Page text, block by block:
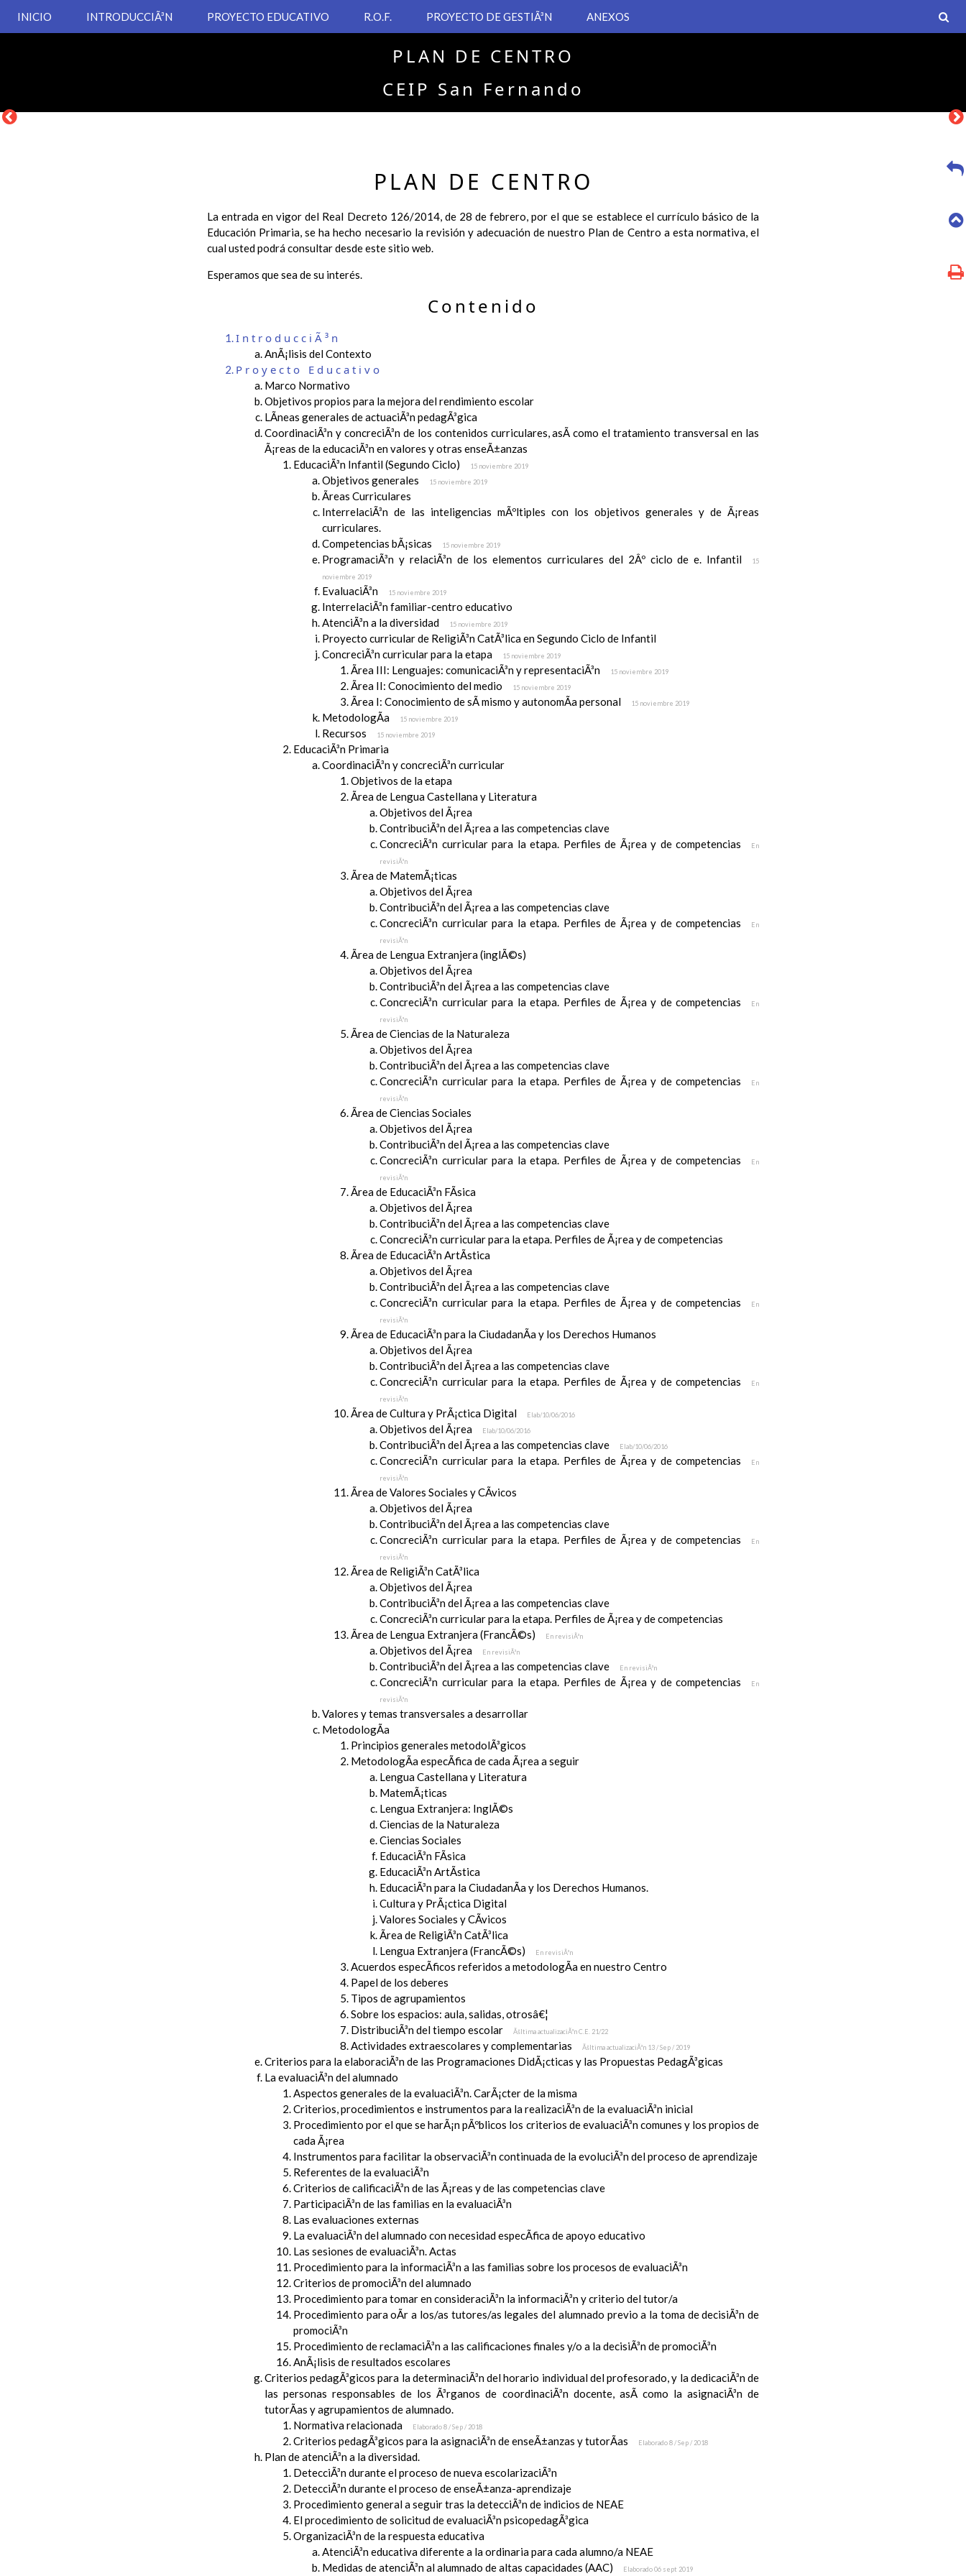
INICIO INTRODUCCIÃ³N PROYECTO EDUCATIVO R.O.F. PROYECTO DE GESTIÃ³N ANEXOS
PLAN DE CENTRO
CEIP San Fernando
PLAN DE CENTRO
La entrada en vigor del Real Decreto 126/2014, de 28 de febrero, por el que se establece el currículo básico de la
Educación Primaria, se ha hecho necesario la revisión y adecuación de nuestro Plan de Centro a esta normativa, el
cual usted podrá consultar desde este sitio web.
Esperamos que sea de su interés.
Contenido
IntroducciÃ³n
AnÃ¡lisis del Contexto
Proyecto Educativo
Marco Normativo
Objetivos propios para la mejora del rendimiento escolar
LÃ­neas generales de actuaciÃ³n pedagÃ³gica
CoordinaciÃ³n y concreciÃ³n de los contenidos curriculares, asÃ­ como el tratamiento transversal en las
Ã¡reas de la educaciÃ³n en valores y otras enseÃ±anzas
EducaciÃ³n Infantil (Segundo Ciclo)
15 noviembre 2019
Objetivos generales 15 noviembre 2019
Ãreas Curriculares
InterrelaciÃ³n de las inteligencias mÃºltiples con los objetivos generales y de Ã¡reas
curriculares.
Competencias bÃ¡sicas
15 noviembre 2019
ProgramaciÃ³n y relaciÃ³n de los elementos curriculares del 2Âº ciclo de e. Infantil
15
noviembre 2019
EvaluaciÃ³n 15 noviembre 2019
InterrelaciÃ³n familiar-centro educativo
AtenciÃ³n a la diversidad
15 noviembre 2019
Proyecto curricular de ReligiÃ³n CatÃ³lica en Segundo Ciclo de Infantil
ConcreciÃ³n curricular para la etapa
15 noviembre 2019
Ãrea III: Lenguajes: comunicaciÃ³n y representaciÃ³n 15 noviembre 2019
Ãrea II: Conocimiento del medio 15 noviembre 2019
Ãrea I: Conocimiento de sÃ­ mismo y autonomÃ­a personal 15 noviembre 2019
MetodologÃ­a 15 noviembre 2019
Recursos 15 noviembre 2019
EducaciÃ³n Primaria
CoordinaciÃ³n y concreciÃ³n curricular
Objetivos de la etapa
Ãrea de Lengua Castellana y Literatura
Objetivos del Ã¡rea
ContribuciÃ³n del Ã¡rea a las competencias clave
ConcreciÃ³n curricular para la etapa. Perfiles de Ã¡rea y de competencias
En
revisiÃ³n
Ãrea de MatemÃ¡ticas
Objetivos del Ã¡rea
ContribuciÃ³n del Ã¡rea a las competencias clave
ConcreciÃ³n curricular para la etapa. Perfiles de Ã¡rea y de competencias
En
revisiÃ³n
Ãrea de Lengua Extranjera (inglÃ©s)
Objetivos del Ã¡rea
ContribuciÃ³n del Ã¡rea a las competencias clave
ConcreciÃ³n curricular para la etapa. Perfiles de Ã¡rea y de competencias
En
revisiÃ³n
Ãrea de Ciencias de la Naturaleza
Objetivos del Ã¡rea
ContribuciÃ³n del Ã¡rea a las competencias clave
ConcreciÃ³n curricular para la etapa. Perfiles de Ã¡rea y de competencias
En
revisiÃ³n
Ãrea de Ciencias Sociales
Objetivos del Ã¡rea
ContribuciÃ³n del Ã¡rea a las competencias clave
ConcreciÃ³n curricular para la etapa. Perfiles de Ã¡rea y de competencias
En
revisiÃ³n
Ãrea de EducaciÃ³n FÃ­sica
Objetivos del Ã¡rea
ContribuciÃ³n del Ã¡rea a las competencias clave
ConcreciÃ³n curricular para la etapa. Perfiles de Ã¡rea y de competencias
Ãrea de EducaciÃ³n ArtÃ­stica
Objetivos del Ã¡rea
ContribuciÃ³n del Ã¡rea a las competencias clave
ConcreciÃ³n curricular para la etapa. Perfiles de Ã¡rea y de competencias
En
revisiÃ³n
Ãrea de EducaciÃ³n para la CiudadanÃ­a y los Derechos Humanos
Objetivos del Ã¡rea
ContribuciÃ³n del Ã¡rea a las competencias clave
ConcreciÃ³n curricular para la etapa. Perfiles de Ã¡rea y de competencias
En
revisiÃ³n
Ãrea de Cultura y PrÃ¡ctica Digital Elab/10/06/2016
Objetivos del Ã¡rea Elab/10/06/2016
ContribuciÃ³n del Ã¡rea a las competencias clave Elab/10/06/2016
ConcreciÃ³n curricular para la etapa. Perfiles de Ã¡rea y de competencias
En
revisiÃ³n
Ãrea de Valores Sociales y CÃ­vicos
Objetivos del Ã¡rea
ContribuciÃ³n del Ã¡rea a las competencias clave
ConcreciÃ³n curricular para la etapa. Perfiles de Ã¡rea y de competencias
En
revisiÃ³n
Ãrea de ReligiÃ³n CatÃ³lica
Objetivos del Ã¡rea
ContribuciÃ³n del Ã¡rea a las competencias clave
ConcreciÃ³n curricular para la etapa. Perfiles de Ã¡rea y de competencias
Ãrea de Lengua Extranjera (FrancÃ©s)
En revisiÃ³n
Objetivos del Ã¡rea En revisiÃ³n
ContribuciÃ³n del Ã¡rea a las competencias clave En revisiÃ³n
ConcreciÃ³n curricular para la etapa. Perfiles de Ã¡rea y de competencias
En
revisiÃ³n
Valores y temas transversales a desarrollar
MetodologÃ­a
Principios generales metodolÃ³gicos
MetodologÃ­a especÃ­fica de cada Ã¡rea a seguir
Lengua Castellana y Literatura
MatemÃ¡ticas
Lengua Extranjera: InglÃ©s
Ciencias de la Naturaleza
Ciencias Sociales
EducaciÃ³n FÃ­sica
EducaciÃ³n ArtÃ­stica
EducaciÃ³n para la CiudadanÃ­a y los Derechos Humanos.
Cultura y PrÃ¡ctica Digital
Valores Sociales y CÃ­vicos
Ãrea de ReligiÃ³n CatÃ³lica
Lengua Extranjera (FrancÃ©s)
En revisiÃ³n
Acuerdos especÃ­ficos referidos a metodologÃ­a en nuestro Centro
Papel de los deberes
Tipos de agrupamientos
Sobre los espacios: aula, salidas, otrosâ€¦
DistribuciÃ³n del tiempo escolar
Ãšltima actualizaciÃ³n C.E. 21/22
Actividades extraescolares y complementarias Ãšltima actualizaciÃ³n 13 / Sep / 2019
Criterios para la elaboraciÃ³n de las Programaciones DidÃ¡cticas y las Propuestas PedagÃ³gicas
La evaluaciÃ³n del alumnado
Aspectos generales de la evaluaciÃ³n. CarÃ¡cter de la misma
Criterios, procedimientos e instrumentos para la realizaciÃ³n de la evaluaciÃ³n inicial
Procedimiento por el que se harÃ¡n pÃºblicos los criterios de evaluaciÃ³n comunes y los propios de
cada Ã¡rea
Instrumentos para facilitar la observaciÃ³n continuada de la evoluciÃ³n del proceso de aprendizaje
Referentes de la evaluaciÃ³n
Criterios de calificaciÃ³n de las Ã¡reas y de las competencias clave
ParticipaciÃ³n de las familias en la evaluaciÃ³n
Las evaluaciones externas
La evaluaciÃ³n del alumnado con necesidad especÃ­fica de apoyo educativo
Las sesiones de evaluaciÃ³n. Actas
Procedimiento para la informaciÃ³n a las familias sobre los procesos de evaluaciÃ³n
Criterios de promociÃ³n del alumnado
Procedimiento para tomar en consideraciÃ³n la informaciÃ³n y criterio del tutor/a
Procedimiento para oÃ­r a los/as tutores/as legales del alumnado previo a la toma de decisiÃ³n de
promociÃ³n
Procedimiento de reclamaciÃ³n a las calificaciones finales y/o a la decisiÃ³n de promociÃ³n
AnÃ¡lisis de resultados escolares
Criterios pedagÃ³gicos para la determinaciÃ³n del horario individual del profesorado, y la dedicaciÃ³n de
las personas responsables de los Ã³rganos de coordinaciÃ³n docente, asÃ­ como la asignaciÃ³n de
tutorÃ­as y agrupamientos de alumnado.
Normativa relacionada
Elaborado 8 / Sep / 2018
Criterios pedagÃ³gicos para la asignaciÃ³n de enseÃ±anzas y tutorÃ­as Elaborado 8 / Sep / 2018
Plan de atenciÃ³n a la diversidad.
DetecciÃ³n durante el proceso de nueva escolarizaciÃ³n
DetecciÃ³n durante el proceso de enseÃ±anza-aprendizaje
Procedimiento general a seguir tras la detecciÃ³n de indicios de NEAE
El procedimiento de solicitud de evaluaciÃ³n psicopedagÃ³gica
OrganizaciÃ³n de la respuesta educativa
AtenciÃ³n educativa diferente a la ordinaria para cada alumno/a NEAE
Medidas de atenciÃ³n al alumnado de altas capacidades (AAC)
Elaborado 06 sept 2019